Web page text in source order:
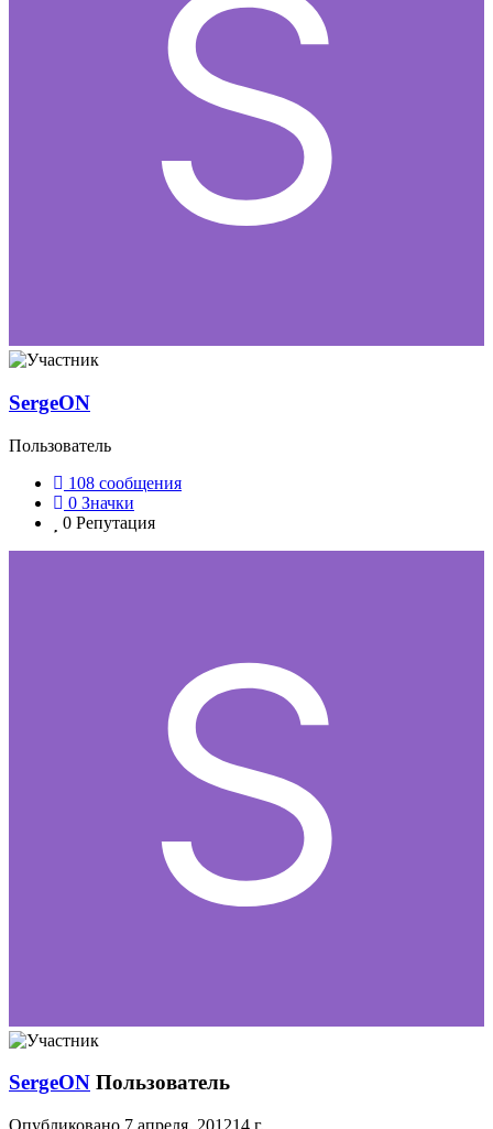
SergeON
Пользователь
108 сообщения
0 Значки
0 Репутация
SergeON Пользователь
Опубликовано 7 апреля, 201214 г.